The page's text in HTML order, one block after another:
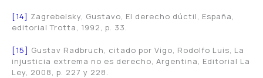
[14] Zagrebelsky, Gustavo, El derecho dúctil, España,
editorial Trotta, 1992, p. 33.
[15] Gustav Radbruch, citado por Vigo, Rodolfo Luis, La
injusticia extrema no es derecho, Argentina, Editorial La
Ley, 2008, p. 227 y 228.